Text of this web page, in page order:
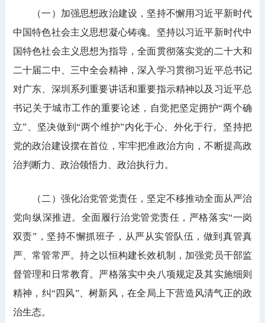
（一）加强思想政治建设，坚持不懈用习近平新时代
中国特色社会主义思想凝心铸魂。坚持以习近平新时代中
国特色社会主义思想为指导，全面贯彻落实党的二十大和
二十届二中、三中全会精神，深入学习贯彻习近平总书记
对广东、深圳系列重要讲话和重要指示精神以及习近平总
书记关于城市工作的重要论述，自觉把坚定拥护“两个确
立”、坚决做到“两个维护”内化于心、外化于行。坚持把
党的政治建设摆在首位，牢牢把准政治方向，不断提高政
治判断力、政治领悟力、政治执行力。
（二）强化治党管党责任，坚定不移推动全面从严治
党向纵深推进。全面履行治党管党责任，严格落实“一岗
双责”，坚持不懈抓班子，从严从实管队伍，做到真管真
严、常管常严。持之以恒构建长效机制，加强党员干部监
督管理和日常教育。严格落实中央八项规定及其实施细则
精神，纠“四风”、树新风，在全局上下营造风清气正的政
治生态。